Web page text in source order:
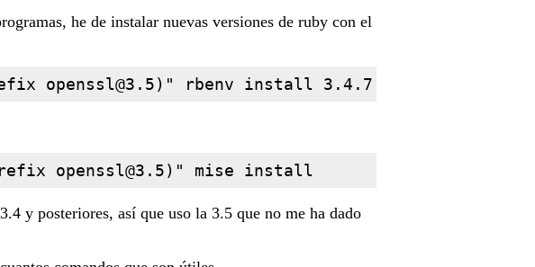
he de instalar nuevas versiones de ruby con el
openssl@3.5
openssl@3.5
y posteriores, así que uso la 3.5 que no me ha dado